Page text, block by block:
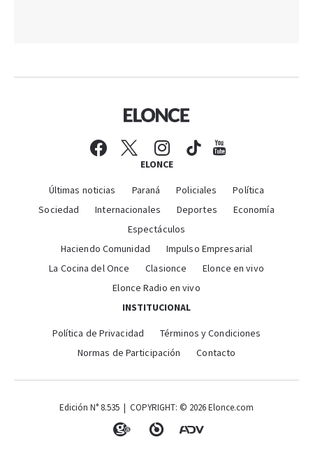
ELONCE
Últimas noticias Paraná Policiales
Política
Sociedad
Internacionales Deportes
Economía
Espectáculos
Haciendo Comunidad
Impulso Empresarial
La Cocina del Once
Clasionce
Elonce en vivo
Elonce Radio en vivo
INSTITUCIONAL
Política de Privacidad
Términos y Condiciones
Normas de Participación
Contacto
Edición N° 8.535 | COPYRIGHT: © 2026 Elonce.com